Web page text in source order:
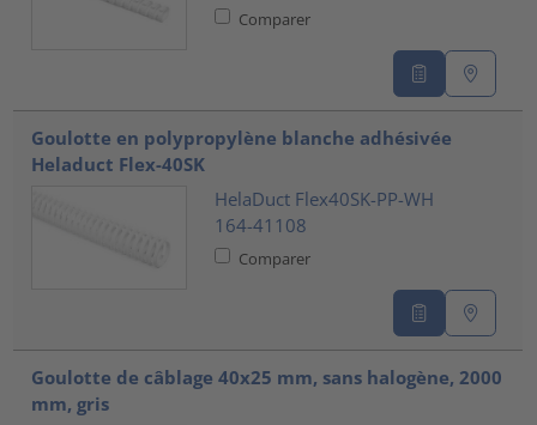
Comparer
Goulotte en polypropylène blanche adhésivée
Heladuct Flex-40SK
HelaDuct Flex40SK-PP-WH
164-41108
Comparer
Goulotte de câblage 40x25 mm, sans halogène, 2000
mm, gris